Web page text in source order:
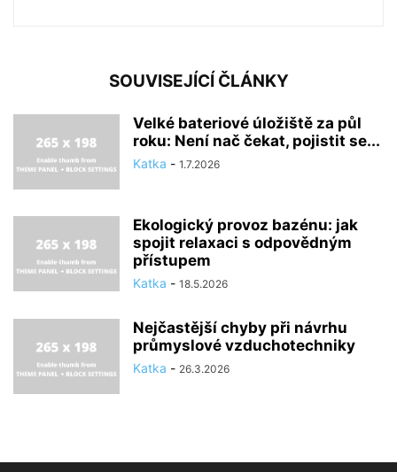
SOUVISEJÍCÍ ČLÁNKY
Velké bateriové úložiště za půl
roku: Není nač čekat, pojistit se...
Katka - 1.7.2026
Ekologický provoz bazénu: jak
spojit relaxaci s odpovědným
přístupem
Katka - 18.5.2026
Nejčastější chyby při návrhu
průmyslové vzduchotechniky
Katka - 26.3.2026